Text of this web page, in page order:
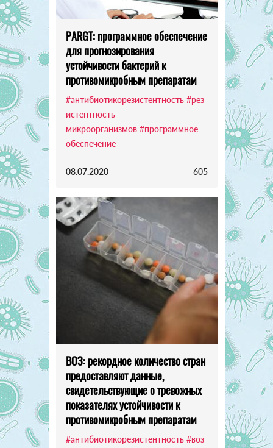
PARGT: программное обеспечение
для прогнозирования
устойчивости бактерий к
противомикробным препаратам
#антибиотикорезистентность #рез
истентность
микроорганизмов #программное
обеспечение
08.07.2020 605
ВОЗ: рекордное количество стран
предоставляют данные,
свидетельствующие о тревожных
показателях устойчивости к
противомикробным препаратам
#антибиотикорезистентность #воз